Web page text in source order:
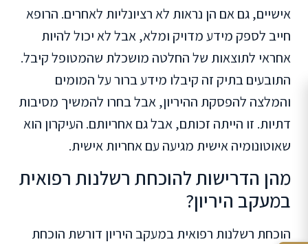
אישיים, גם אם הן נראות לא רציונליות לאחרים. הרופא
חייב לספק מידע מדויק ומלא, אבל לא יכול להיות
אחראי לתוצאות של החלטה מושכלת שהמטופל קיבל.
התובעים בתיק זה קיבלו מידע ברור על המומים
והמלצה להפסקת ההיריון, אבל בחרו להמשיך מסיבות
דתיות. זו הייתה זכותם, אבל גם אחריותם. העיקרון הוא
שאוטונומיה אישית מגיעה עם אחריות אישית.
מהן הדרישות להוכחת רשלנות רפואית
במעקב היריון?
הוכחת רשלנות רפואית במעקב היריון דורשת הוכחת